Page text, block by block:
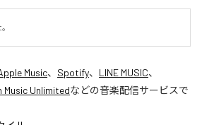
Music、 Spotify、 LINE MUSIC、
Music Unlimitedなどの音楽配信サービスで